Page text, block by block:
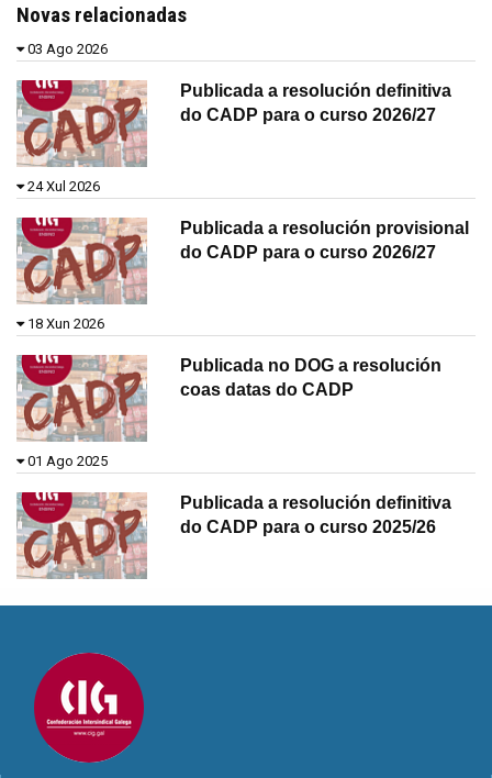
Novas relacionadas
03 Ago 2026
Publicada a resolución definitiva
do CADP para o curso 2026/27
24 Xul 2026
Publicada a resolución provisional
do CADP para o curso 2026/27
18 Xun 2026
Publicada no DOG a resolución
coas datas do CADP
01 Ago 2025
Publicada a resolución definitiva
do CADP para o curso 2025/26